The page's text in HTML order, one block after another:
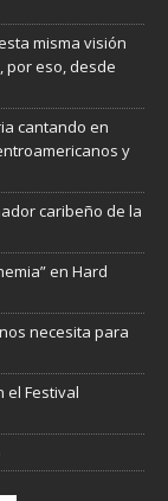
misma visión
por eso, desde
cantando en
y
caribeño de la
en Hard
necesita para
el Festival